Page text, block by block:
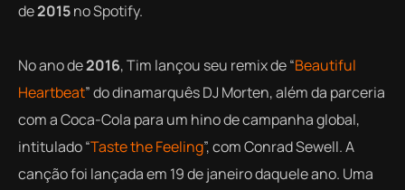
de2015no Spotify.
No ano de2016, Tim lançou seu remix de “Beautiful
Heartbeat” do dinamarquês DJ Morten, além da parceria
com a Coca-Cola para um hino de campanha global,
intitulado “Taste the Feeling”, com Conrad Sewell. A
canção foi lançada em 19 de janeiro daquele ano. Uma